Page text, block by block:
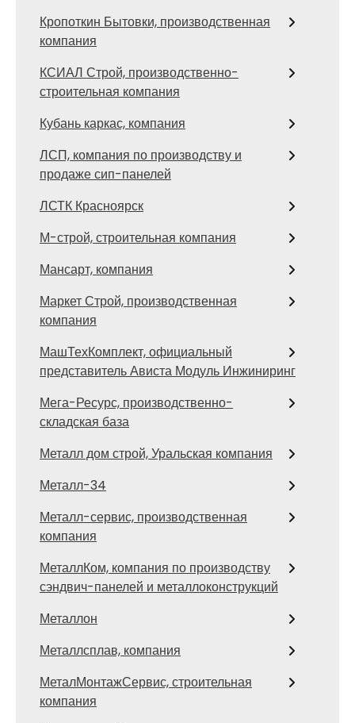
Кропоткин Бытовки, производственная
компания
КСИАЛ Строй, производственно-
строительная компания
Кубань каркас, компания
ЛСП, компания по производству и
продаже сип-панелей
ЛСТК Красноярск
М-строй, строительная компания
Мансарт, компания
Маркет Строй, производственная
компания
МашТехКомплект, официальный
представитель Ависта Модуль Инжиниринг
Мега-Ресурс, производственно-
складская база
Металл дом строй, Уральская компания
Металл-34
Металл-сервис, производственная
компания
МеталлКом, компания по производству
сэндвич-панелей и металлоконструкций
Металлон
Металлсплав, компания
МеталМонтажСервис, строительная
компания